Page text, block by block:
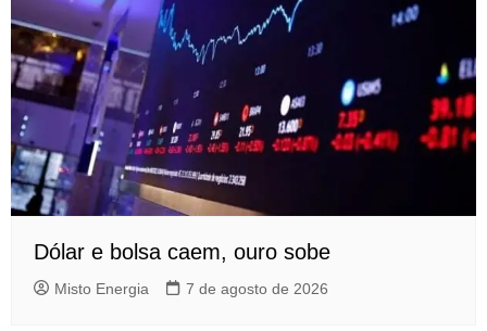
Dólar e bolsa caem, ouro sobe
Misto Energia 7 de agosto de 2026